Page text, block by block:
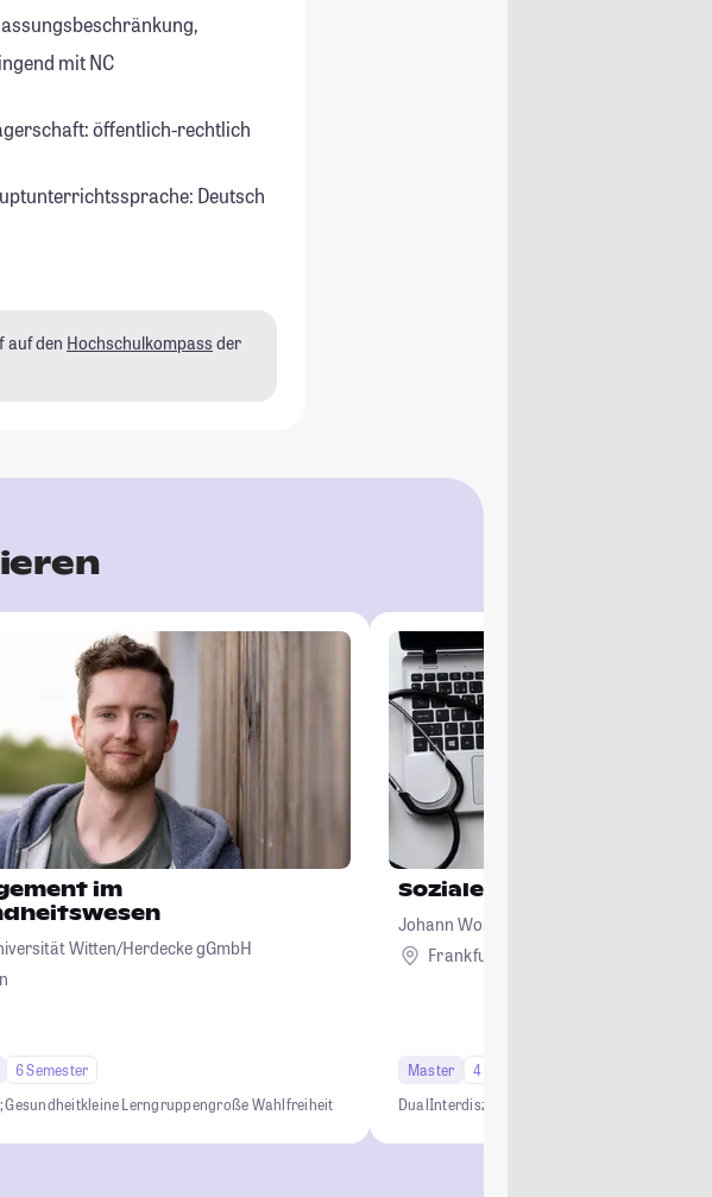
mit NC
öffentlich-rechtlich
Deutsch
auf den Hochschulkompass der
im
Witten/Herdecke gGmbH
6 Semester
Gesundheitkleine Lerngruppengroße Wahlfreiheit
Sozialethik im
Johann Wolfgang Goethe-Universität,
MainFrankfurt am Main
Master
4 Semester
DualInterdisziplinär